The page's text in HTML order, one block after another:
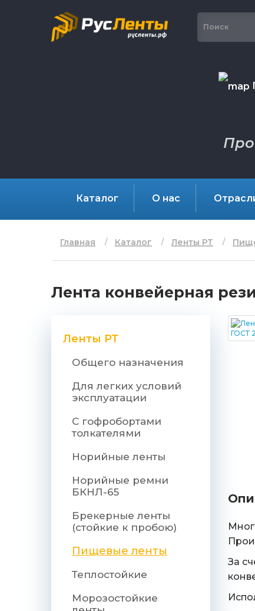
Каталог О нас
Главная Каталог Ленты РТ
Лента конвейерная
Ленты РТ
Общего назначения
Для легких условий
эксплуатации
С гофробортами
толкателями
Норийные ленты
Норийные ремни
БКНЛ-65
Брекерные ленты
(стойкие к пробою)
Пищевые ленты
Теплостойкие
Морозостойкие
За